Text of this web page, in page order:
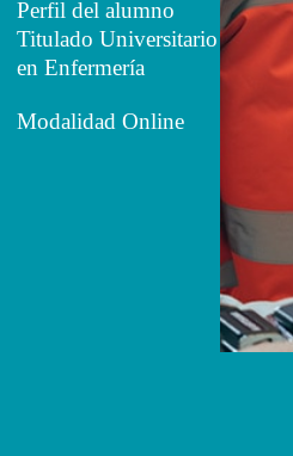
Perfil del alumno
Titulado Universitario
en Enfermería
Modalidad Online